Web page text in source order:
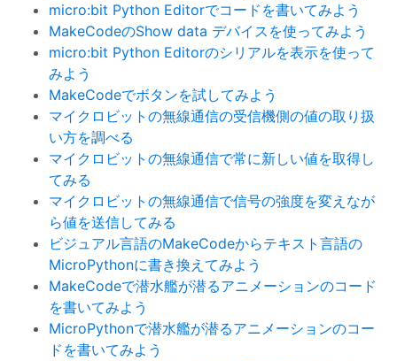
micro:bit Python Editorでコードを書いてみよう
MakeCodeのShow data デバイスを使ってみよう
micro:bit Python Editorのシリアルを表示を使って
みよう
MakeCodeでボタンを試してみよう
マイクロビットの無線通信の受信機側の値の取り扱
い方を調べる
マイクロビットの無線通信で常に新しい値を取得し
てみる
マイクロビットの無線通信で信号の強度を変えなが
ら値を送信してみる
ビジュアル言語のMakeCodeからテキスト言語の
MicroPythonに書き換えてみよう
MakeCodeで潜水艦が潜るアニメーションのコード
を書いてみよう
MicroPythonで潜水艦が潜るアニメーションのコー
ドを書いてみよう